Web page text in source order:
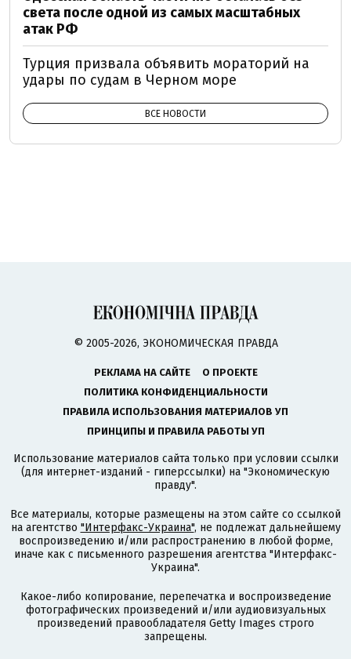
света после одной из самых масштабных
атак РФ
Турция призвала объявить мораторий на
удары по судам в Черном море
ВСЕ НОВОСТИ
© 2005-2026, ЭКОНОМИЧЕСКАЯ ПРАВДА
РЕКЛАМА НА САЙТЕ
О ПРОЕКТЕ
ПОЛИТИКА КОНФИДЕНЦИАЛЬНОСТИ
ПРАВИЛА ИСПОЛЬЗОВАНИЯ МАТЕРИАЛОВ УП
ПРИНЦИПЫ И ПРАВИЛА РАБОТЫ УП
Использование материалов сайта только при условии ссылки
(для интернет-изданий - гиперссылки) на "Экономическую
правду".
Все материалы, которые размещены на этом сайте со ссылкой
на агентство "Интерфакс-Украина", не подлежат дальнейшему
воспроизведению и/или распространению в любой форме,
иначе как с письменного разрешения агентства "Интерфакс-
Украина".
Какое-либо копирование, перепечатка и воспроизведение
фотографических произведений и/или аудиовизуальных
произведений правообладателя Getty Images строго
запрещены.